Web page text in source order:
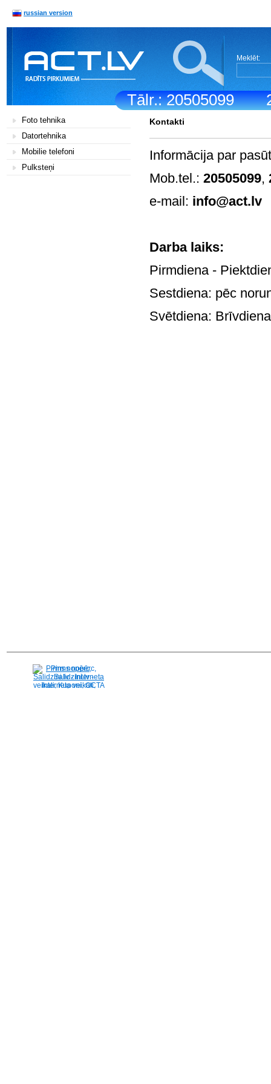
Tālr.: 20505099
russian version
Meklēt:
Foto tehnika
Datortehnika
Mobilie telefoni
Pulksteņi
Kontakti
Informācija par
Mob.tel.: 20505099,
e-mail: info@act.lv
Pirmdiena -
Sestdiena:
Pirms nopērc,
Salidzini.lv - Interneta
veikali, Kuponi, OCTA